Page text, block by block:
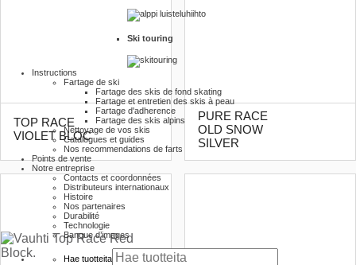
Ski touring
Instructions
Fartage de ski
Fartage des skis de fond skating
Fartage et entretien des skis à peau
Fartage d'adherence
Fartage des skis alpins
Nettoyage de vos skis
Catalogues et guides
Nos recommendations de farts
Points de vente
Notre entreprise
Contacts et coordonnées
Distributeurs internationaux
Histoire
Nos partenaires
Durabilité
Technologie
Banque d’images
Hae tuotteita
TOP RACE
VIOLET BLOC
PURE RACE
OLD SNOW
SILVER